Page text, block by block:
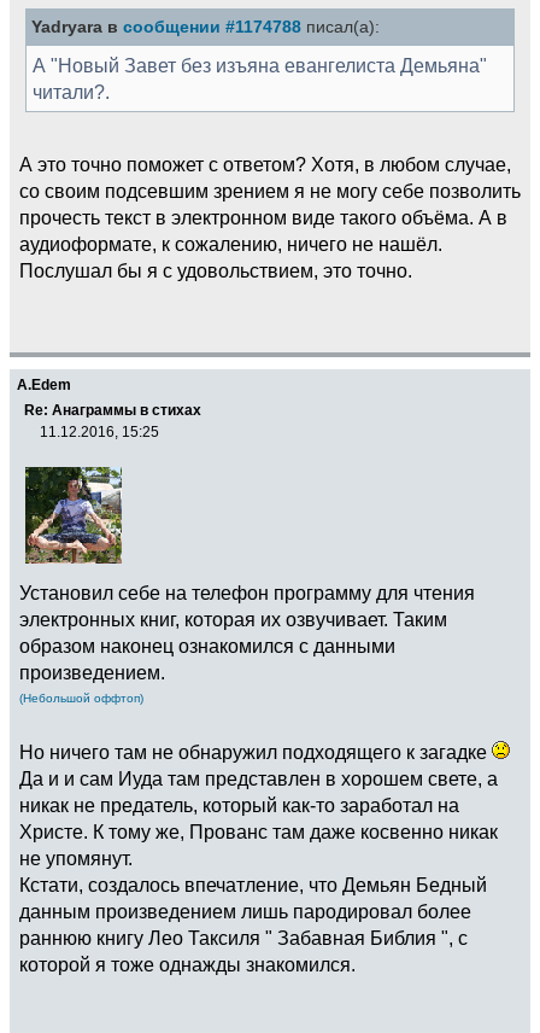
Yadryara в сообщении #1174788 писал(а):
А "Новый Завет без изъяна евангелиста Демьяна"
читали?.
А это точно поможет с ответом? Хотя, в любом случае,
со своим подсевшим зрением я не могу себе позволить
прочесть текст в электронном виде такого объёма. А в
аудиоформате, к сожалению, ничего не нашёл.
Послушал бы я с удовольствием, это точно.
A.Edem
Re: Анаграммы в стихах
11.12.2016, 15:25
Установил себе на телефон программу для чтения
электронных книг, которая их озвучивает. Таким
образом наконец ознакомился с данными
произведением.
(Небольшой оффтоп)
Но ничего там не обнаружил подходящего к загадке
Да и и сам Иуда там представлен в хорошем свете, а
никак не предатель, который как-то заработал на
Христе. К тому же, Прованс там даже косвенно никак
не упомянут.
Кстати, создалось впечатление, что Демьян Бедный
данным произведением лишь пародировал более
раннюю книгу Лео Таксиля " Забавная Библия ", с
которой я тоже однажды знакомился.